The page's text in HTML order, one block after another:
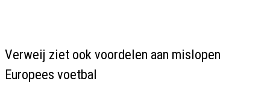
Verweij ziet ook voordelen aan mislopen
Europees voetbal